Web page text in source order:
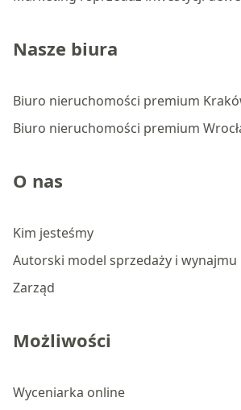
Nasze biura
Biuro nieruchomości premium
Biuro nieruchomości premium
O nas
Kim jesteśmy
Autorski model sprzedaży i wynajmu
Zarząd
Możliwości
Wyceniarka online